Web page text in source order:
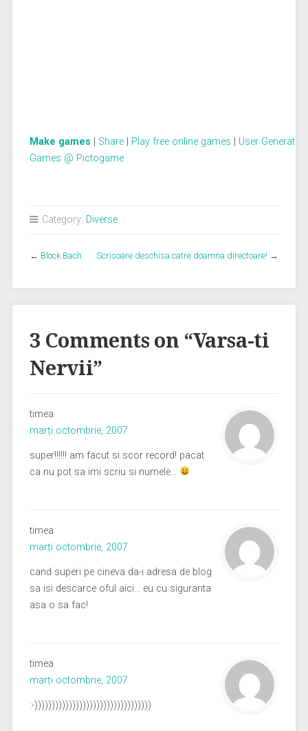
Make games Share| Play free online games
User Generated
Games @ Pictogame
Category: Diverse
← Block Bach Scrisoare deschisa catre doamna directoare! →
3 Comments on “Varsa-ti
Nervii”
timea
marți octombrie, 2007
super!!!!!! am facut si scor record! pacat
ca nu pot sa imi scriu si numele…
timea
marți octombrie, 2007
cand superi pe cineva da-i adresa de blog
sa isi descarce oful aici… eu cu siguranta
asa o sa fac!
timea
marți octombrie, 2007
:-))))))))))))))))))))))))))))))))))